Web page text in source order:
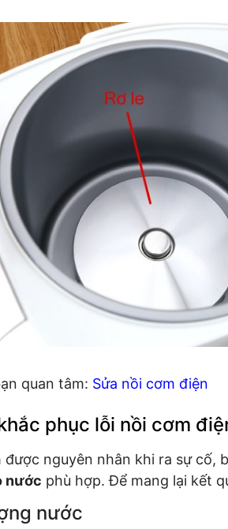
quan tâm: Sửa nồi cơm điện
phục lỗi nồi cơm
được nguyên nhân khi ra sự cố,
nước phù hợp. Để mang lại kết
nước